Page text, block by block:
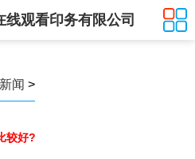
线观看印务有限公司
闻 >
较好?